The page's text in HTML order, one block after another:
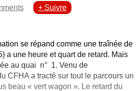
+ Suivre
se répand comme une traînée de
a une heure et quart de retard. Mais
au quai n° 1. Venu de
CFHA a tracté sur tout le parcours un
beau « vert wagon ». Le retard du